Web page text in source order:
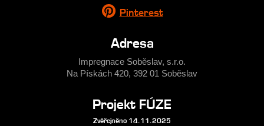
Pinterest
Adresa
Impregnace Soběslav, s.r.o.
Na Pískách 420, 392 01 Soběslav
Projekt FÚZE
Zvěřejněno 14.11.2025